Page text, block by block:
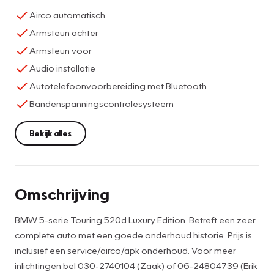
Airco automatisch
Armsteun achter
Armsteun voor
Audio installatie
Autotelefoonvoorbereiding met Bluetooth
Bandenspanningscontrolesysteem
Bekijk alles
Omschrijving
BMW 5-serie Touring 520d Luxury Edition. Betreft een zeer
complete auto met een goede onderhoud historie. Prijs is
inclusief een service/airco/apk onderhoud. Voor meer
inlichtingen bel 030-2740104 (Zaak) of 06-24804739 (Erik